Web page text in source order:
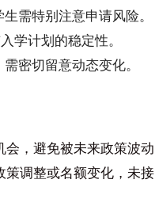
需特别注意申请风险。
学计划的稳定性。
密切留意动态变化。
会，避免被未来政策波动
策调整或名额变化，未接